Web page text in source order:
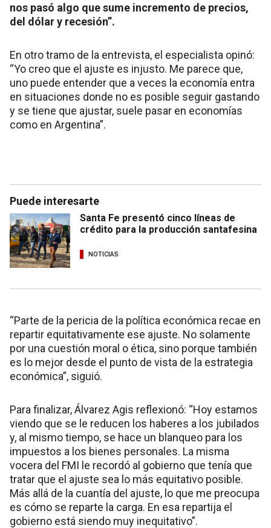
nos pasó algo que sume incremento de precios,
del dólar y recesión”.
En otro tramo de la entrevista, el especialista opinó:
“Yo creo que el ajuste es injusto. Me parece que,
uno puede entender que a veces la economía entra
en situaciones donde no es posible seguir gastando
y se tiene que ajustar, suele pasar en economías
como en Argentina”.
Puede interesarte
Santa Fe presentó cinco líneas de
crédito para la producción santafesina
NOTICIAS
“Parte de la pericia de la política económica recae en
repartir equitativamente ese ajuste. No solamente
por una cuestión moral o ética, sino porque también
es lo mejor desde el punto de vista de la estrategia
económica”, siguió.
Para finalizar, Álvarez Agis reflexionó: “Hoy estamos
viendo que se le reducen los haberes a los jubilados
y, al mismo tiempo, se hace un blanqueo para los
impuestos a los bienes personales. La misma
vocera del FMI le recordó al gobierno que tenía que
tratar que el ajuste sea lo más equitativo posible.
Más allá de la cuantía del ajuste, lo que me preocupa
es cómo se reparte la carga. En esa repartija el
gobierno está siendo muy inequitativo”.